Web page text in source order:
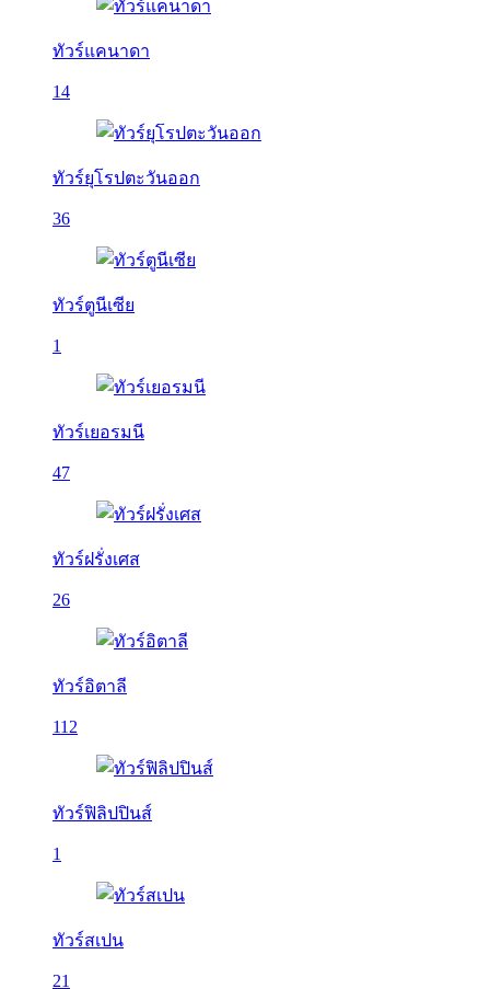
ทัวร์แคนาดา
14
ทัวร์ยุโรปตะวันออก
36
ทัวร์ตูนีเซีย
1
ทัวร์เยอรมนี
47
ทัวร์ฝรั่งเศส
26
ทัวร์อิตาลี
112
ทัวร์ฟิลิปปินส์
1
ทัวร์สเปน
21